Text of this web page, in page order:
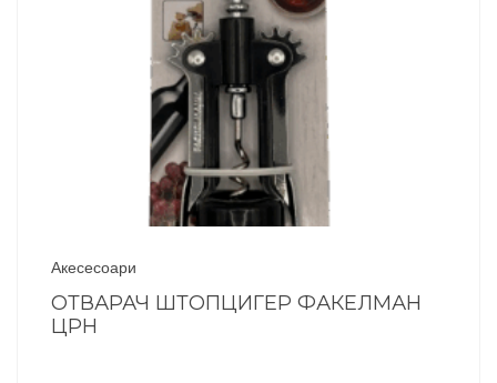
Акесесоари
ОТВАРАЧ ШТОПЦИГЕР ФАКЕЛМАН
ЦРН